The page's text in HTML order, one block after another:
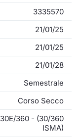
3335570
21/01/25
21/01/25
21/01/28
Semestrale
Corso Secco
30E/360 - (30/360
ISMA)